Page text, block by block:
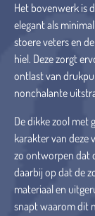
Het bovenwerk is
elegant als
stoere veters en
hiel. Deze zorgt
ontlast van
nonchalante
De dikke zool
karakter van deze
zo ontworpen dat
daarbij op dat de
materiaal en
snapt waarom dit